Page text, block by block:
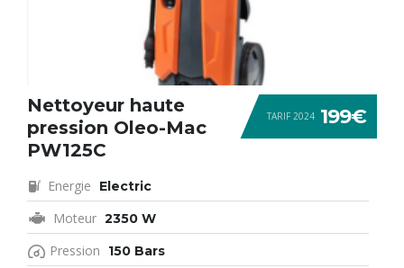
TARIF 2024 199€
Nettoyeur haute
pression Oleo-Mac
PW125C
Energie Electric
Moteur 2350 W
Pression 150 Bars